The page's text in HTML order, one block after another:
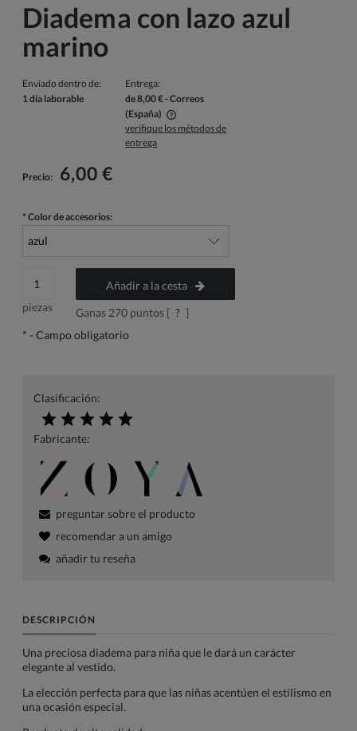
Diadema con lazo azul
marino
Enviado dentro de:
1 día laborable
Entrega:
de 8,00 €- Correos
(España)
El precio no incluye los posibles gastos de pago
verifique los métodos de
entrega
Precio: 6,00 €
* Color de accesorios:
piezas
Añadir a la cesta
Ganas 270puntos [ ? ]
* - Campo obligatorio
Clasificación:
Fabricante:
preguntar sobre el producto
recomendar a un amigo
añadir tu reseña
DESCRIPCIÓN
Una preciosa diadema para niña que le dará un carácter
elegante al vestido.
La elección perfecta para que las niñas acentúen el estilismo en
una ocasión especial.